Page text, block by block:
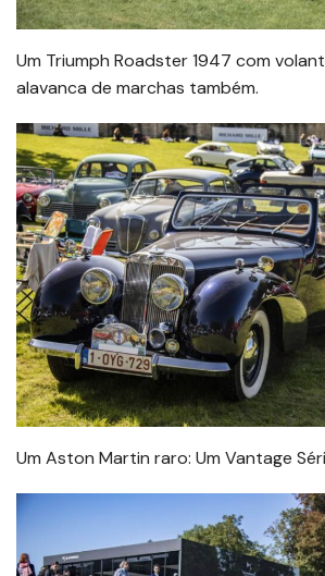
Um Triumph Roadster 1947 com
alavanca de marchas também.
Um Aston Martin raro: Um Vantage